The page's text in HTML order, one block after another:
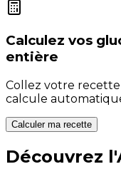
Calculez vos
entière
Collez votre
calcule
Calculer ma recette
Découvrez